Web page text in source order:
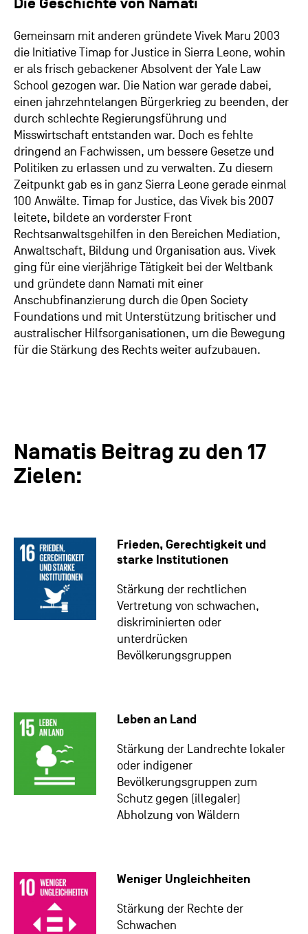
Die Geschichte von Namati
Gemeinsam mit anderen gründete Vivek Maru 2003
die Initiative Timap for Justice in Sierra Leone, wohin
er als frisch gebackener Absolvent der Yale Law
School gezogen war. Die Nation war gerade dabei,
einen jahrzehntelangen Bürgerkrieg zu beenden, der
durch schlechte Regierungsführung und
Misswirtschaft entstanden war. Doch es fehlte
dringend an Fachwissen, um bessere Gesetze und
Politiken zu erlassen und zu verwalten. Zu diesem
Zeitpunkt gab es in ganz Sierra Leone gerade einmal
100 Anwälte. Timap for Justice, das Vivek bis 2007
leitete, bildete an vorderster Front
Rechtsanwaltsgehilfen in den Bereichen Mediation,
Anwaltschaft, Bildung und Organisation aus. Vivek
ging für eine vierjährige Tätigkeit bei der Weltbank
und gründete dann Namati mit einer
Anschubfinanzierung durch die Open Society
Foundations und mit Unterstützung britischer und
australischer Hilfsorganisationen, um die Bewegung
für die Stärkung des Rechts weiter aufzubauen.
Namatis Beitrag zu den 17
Zielen:
Frieden, Gerechtigkeit und
starke Institutionen
Stärkung der rechtlichen
Vertretung von schwachen,
diskriminierten oder
unterdrücken
Bevölkerungsgruppen
Leben an Land
Stärkung der Landrechte lokaler
oder indigener
Bevölkerungsgruppen zum
Schutz gegen (illegaler)
Abholzung von Wäldern
Weniger Ungleichheiten
Stärkung der Rechte der
Schwachen